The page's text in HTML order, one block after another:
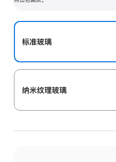
开
标准玻璃
纳米纹理玻璃